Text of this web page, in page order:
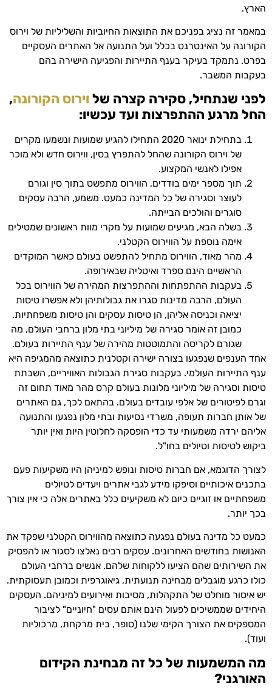
הארץ.
במאמר זה נציג בפניכם את התוצאות החיוביות והשליליות של וירוס
הקורונה על האינטרנט בכלל ועל התנועה אל האתרים העסקיים
בפרט. נתמקד בעיקר בענף התיירות והפגיעה הישירה בהם
בעקבות המשבר.
לפני שנתחיל, סקירה קצרה של וירוס הקורונה,
החל מרגע ההתפרצות ועד עכשיו:
בתחילת ינואר 2020 התחילו להגיע שמועות ונשמעו מקרים
של וירוס הקורונה שהחל להתפרץ בסין, ווירוס חדש ולא מוכר
אפילו לאנשי המקצוע.
תוך מספר ימים בודדים, הווירוס מתפשט בתוך סין וגורם
לעוצר וסגירה של כל המדינה כמעט. משמע, הרבה עסקים
סוגרים והולכים הבייתה.
בשלה הבא, מגיעים שמועות על מקרי מוות ראשונים שמטילים
אימה נוספת על הווירוס הקטלני.
מהר מאוד, הווירוס מתחיל להתפשט בעולם כאשר המוקדים
הראשיים הינם ספרד ואיטליה שבאירופה.
בעקבות ההתפתחות וההתפרצות המהירה של הווירוס בכל
העולם, הרבה מדינות סגרו את גבולותיהן ולא אפשרו טיסות
יציאה וכניסה אליהן, הן טיסות עסקים והן טיסות משפחתיות.
כמובן זה אומר סגירה של מיליוני בתי מלון ברחבי העולם, מה
שגורם לקריסה והתמוטטות מהירה של ענף התיירות בעולם.
אחד הענפים שנפגעו בצורה ישירה וקטלנית כתוצאה מהמגיפה היא
ענף התיירות העולמי. בעקבות סגירת הגבולות האוויריים, השבתת
טיסות וסגירה של מיליוני מלונות בעולם קרס מהר מאוד תחום זה
וגרם לפיטורים של אלפי עובדים בעולם. בהתאם לכך, גם האתרים
של אותן חברות תעופה, משרדי נסיעות ובתי מלון נפגעו והתנועה
אליהם ירדה משמעותי עד כדי הופסקה לחלוטין היות ואין יותר
ביקוש לטיסות וטיולים בחו"ל.
לצורך הדוגמא, אם חברות טיסות ונופש למיניהן היו משקיעות פעם
בתכנים איכותיים וסיפקו מידע לגבי אתרים ויעדים לטיולים
משפחתיים או זוגיים כיום לא משקיעים כלל באתרים אלה כי אין צורך
בכך יותר.
כמעט כל מדינה בעולם נפגעה כתוצאה מהווירוס הקטלני שפקד את
האנושות בחודשים האחרונים. עסקים רבים נאלצו לסגור או להפסיק
את השירותים שהם הציעו ללקוחות שלהם. אנשים ברחבי העולם
כולו כרגע מוגבלים מבחינה תנועתית, גיאוגרפית וכמובן תעסוקתית.
יש איסור מוחלט של התקהלות, מסיבות ואירועים למיניהם. העסקים
היחידים שממשיכים לפעול הינם אותם עסים "חיוניים" לציבור
המספקים את הצורך הקימי שלנו (סופר, בית מרקחת, מרכוליות
ועוד).
מה המשמעות של כל זה מבחינת הקידום
האורגני?